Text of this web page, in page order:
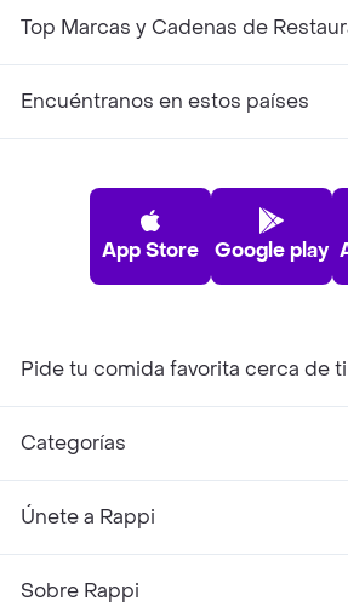
Top Marcas y Cadenas de
Encuéntranos en estos países
App Store Google play
Pide tu comida favorita cerca de ti
Categorías
Únete a Rappi
Sobre Rappi